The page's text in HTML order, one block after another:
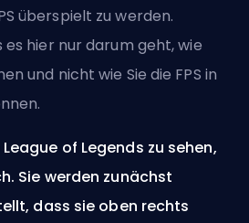
überspielt zu werden.
es hier nur darum geht, wie
und nichtwie Sie die FPS in
.
League of Legends zu sehen,
Sie werden zunächst
dass sie oben rechts